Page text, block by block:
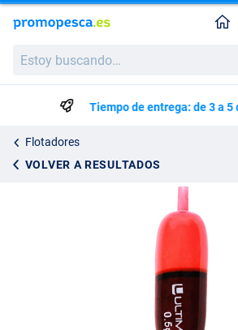
buscando…
Tiempo de entrega: de 3 a 5
Flotadores
VOLVER A RESULTADOS
Ultimate Classic Inline Float
2.50